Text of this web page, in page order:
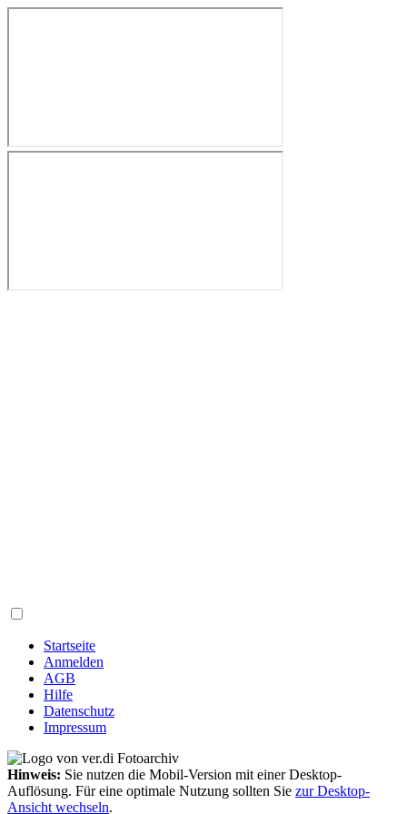
Startseite
Anmelden
AGB
Hilfe
Datenschutz
Impressum
Hinweis: Sie nutzen die Mobil-Version mit einer Desktop-
Auflösung. Für eine optimale Nutzung sollten Sie zur Desktop-
Ansicht wechseln.